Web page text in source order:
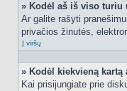
» Kodėl aš iš viso turiu
Ar galite rašyti
privačios žinutės,
Į viršų
» Kodėl kiekvieną
Kai prisijungiate prie